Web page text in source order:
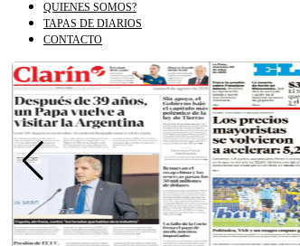
QUIENES SOMOS?
TAPAS DE DIARIOS
CONTACTO